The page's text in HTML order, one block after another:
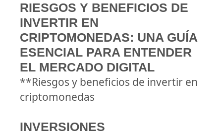
RIESGOS Y BENEFICIOS DE
INVERTIR EN
CRIPTOMONEDAS: UNA GUÍA
ESENCIAL PARA ENTENDER
EL MERCADO DIGITAL
**Riesgos y beneficios de invertir en
criptomonedas
INVERSIONES